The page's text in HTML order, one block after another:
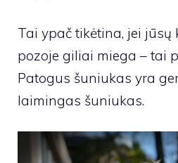
Tai ypač tikėtina, jei jūsų
pozoje giliai miega – tai
Patogus šuniukas yra
laimingas šuniukas.